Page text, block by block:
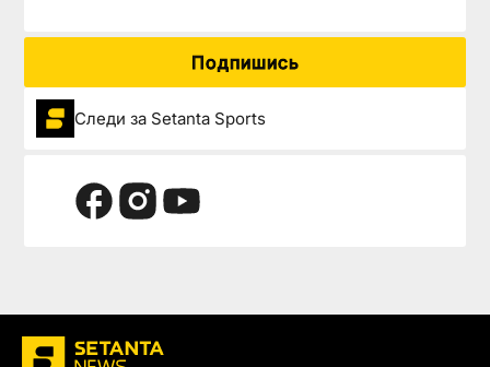
Подпишись
Следи за Setanta Sports